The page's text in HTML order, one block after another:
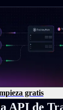
gratis
API de